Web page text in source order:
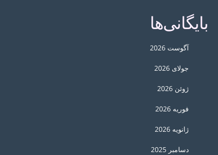
بایگانی‌ها
آگوست 2026
جولای 2026
ژوئن 2026
فوریه 2026
ژانویه 2026
دسامبر 2025